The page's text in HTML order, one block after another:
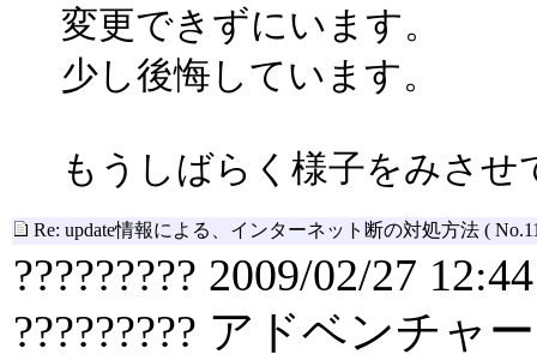
変更できずにいます。
少し後悔しています。
もうしばらく様子をみさせ
Re: update情報による、インターネット断の対処方法 (
????????? 2009/02/27 12:44
????????? アドベンチャー